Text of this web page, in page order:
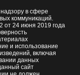
в сфере
коммуникаций.
24 июня 2019 года
и использование
включая
данных
сайт